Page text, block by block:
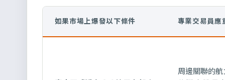
如果市場上爆發以下條件 專業交易員應
周邊關聯的